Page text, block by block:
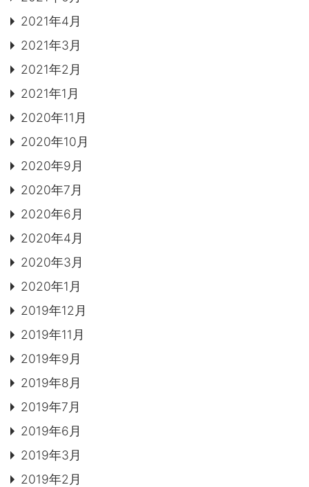
2021年4月
2021年3月
2021年2月
2021年1月
2020年11月
2020年10月
2020年9月
2020年7月
2020年6月
2020年4月
2020年3月
2020年1月
2019年12月
2019年11月
2019年9月
2019年8月
2019年7月
2019年6月
2019年3月
2019年2月